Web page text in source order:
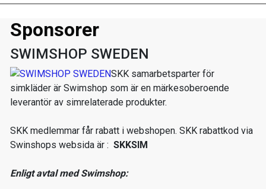
Sponsorer
SWIMSHOP SWEDEN
SKK samarbetsparter för
simkläder är Swimshop som är en märkesoberoende
leverantör av simrelaterade produkter.
SKK medlemmar får rabatt i webshopen. SKK rabattkod via
Swinshops websida är : SKKSIM
Enligt avtal med Swimshop: